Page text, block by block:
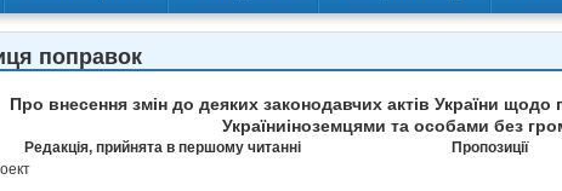
поправок
Про внесення змін до деяких законодавчих актів України
Україниіноземцями та особами без
Редакція, прийнята в першому читанні Пропозиції